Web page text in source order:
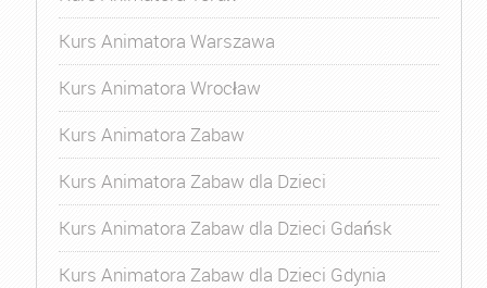
Kurs Animatora Warszawa
Kurs Animatora Wrocław
Kurs Animatora Zabaw
Kurs Animatora Zabaw dla Dzieci
Kurs Animatora Zabaw dla Dzieci Gdańsk
Kurs Animatora Zabaw dla Dzieci Gdynia